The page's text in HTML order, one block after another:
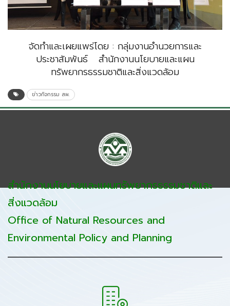
จัดทำและเผยแพร่โดย : กลุ่มงานอำนวยการและ
ประชาสัมพันธ์ สำนักงานนโยบายและแผน
ทรัพยากรธรรมชาติและสิ่งแวดล้อม
ข่าวกิจกรรม สผ.
สำนักงานนโยบายและแผนทรัพยากรธรรมชาติและ
สิ่งแวดล้อม
Office of Natural Resources and
Environmental Policy and Planning